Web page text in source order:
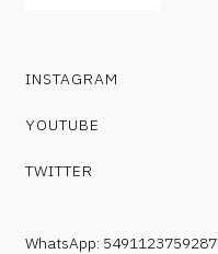
INSTAGRAM
YOUTUBE
TWITTER
WhatsApp: 5491123759287